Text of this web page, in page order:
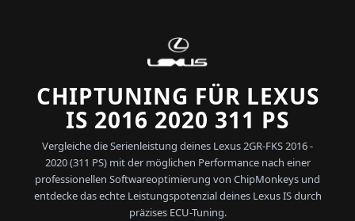
CHIPTUNING FÜR LEXUS
IS 2016 2020 311 PS
Vergleiche die Serienleistung deines Lexus 2GR-FKS 2016 -
2020 (311 PS) mit der möglichen Performance nach einer
professionellen Softwareoptimierung von ChipMonkeys und
entdecke das echte Leistungspotenzial deines Lexus IS durch
präzises ECU-Tuning.